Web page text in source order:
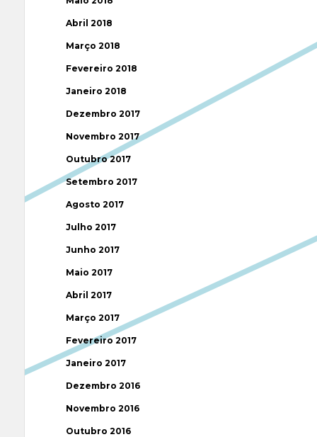
Abril 2018
Março 2018
Fevereiro 2018
Janeiro 2018
Dezembro 2017
Novembro 2017
Outubro 2017
Setembro 2017
Agosto 2017
Julho 2017
Junho 2017
Maio 2017
Abril 2017
Março 2017
Fevereiro 2017
Janeiro 2017
Dezembro 2016
Novembro 2016
Outubro 2016